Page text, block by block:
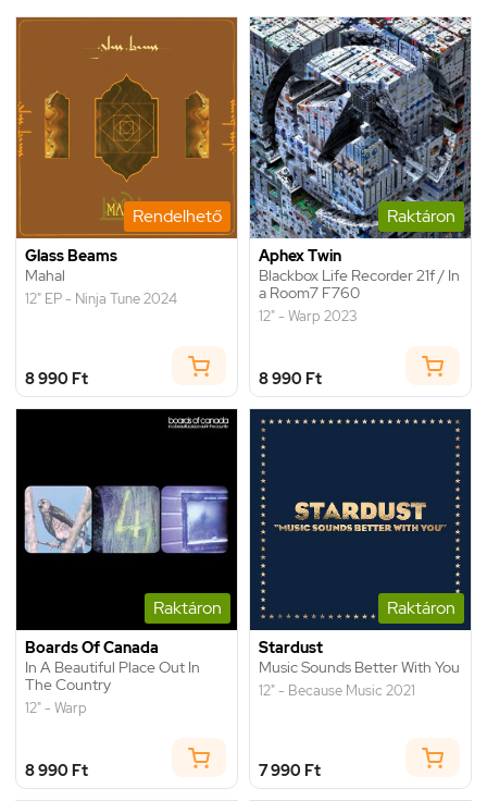
Rendelhető
Glass Beams
Mahal
12" EP - Ninja Tune 2024
8 990 Ft
Raktáron
Aphex Twin
Blackbox Life Recorder 21f / In
a Room7 F760
12" - Warp 2023
8 990 Ft
Raktáron
Boards Of Canada
In A Beautiful Place Out In
The Country
12" - Warp
8 990 Ft
Raktáron
Stardust
Music Sounds Better With You
12" - Because Music 2021
7 990 Ft